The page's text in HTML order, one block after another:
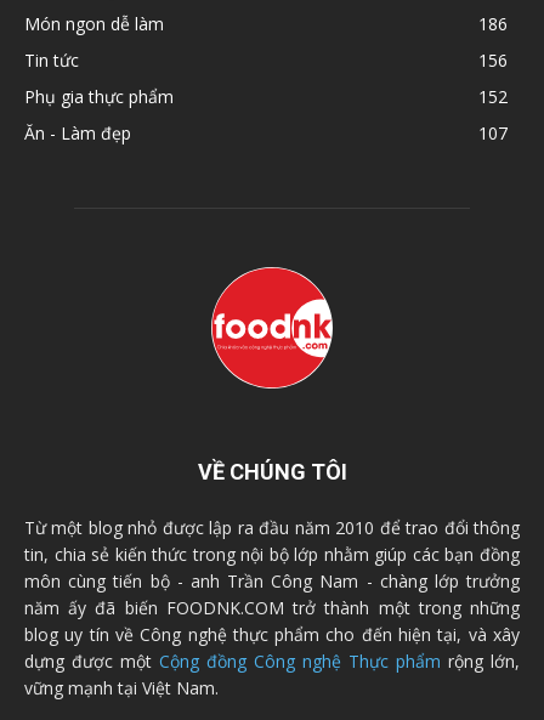
Món ngon dễ làm
186
Tin tức
156
Phụ gia thực phẩm
152
Ăn - Làm đẹp
107
VỀ CHÚNG TÔI
Từ một blog nhỏ được lập ra đầu năm 2010 để trao đổi thông
tin, chia sẻ kiến thức trong nội bộ lớp nhằm giúp các bạn đồng
môn cùng tiến bộ - anh Trần Công Nam - chàng lớp trưởng
năm ấy đã biến FOODNK.COM trở thành một trong những
blog uy tín về Công nghệ thực phẩm cho đến hiện tại, và xây
dựng được một Cộng đồng Công nghệ Thực phẩm rộng lớn,
vững mạnh tại Việt Nam.